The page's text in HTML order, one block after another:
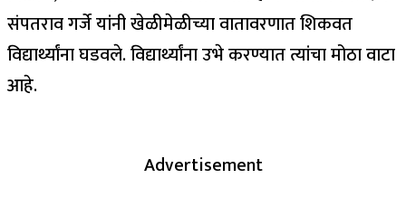
संपतराव गर्जे यांनी खेळीमेळीच्या वातावरणात शिकवत
विद्यार्थ्यांना घडवले. विद्यार्थ्यांना उभे करण्यात त्यांचा मोठा वाटा
आहे.
Advertisement